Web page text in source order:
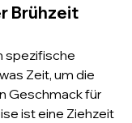
Brühzeit
spezifische
Zeit, um die
Geschmack für
ist eine Ziehzeit